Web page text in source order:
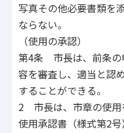
写真その他必要書類を
ならない。
（使用の承認）
第4条 市長は、前条の
容を審査し、適当と認
することができる。
2 市長は、市章の使用
使用承認書（様式第2